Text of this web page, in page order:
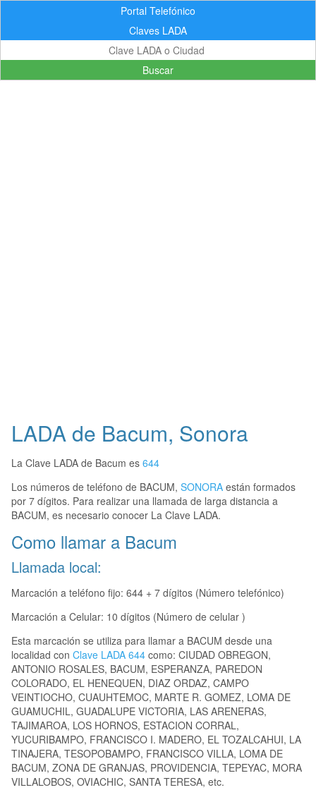
Portal Telefónico
Claves LADA
Buscar
LADA de Bacum, Sonora
La Clave LADA de Bacum es 644
Los números de teléfono de BACUM, SONORA están formados
por 7 dígitos. Para realizar una llamada de larga distancia a
BACUM, es necesario conocer La Clave LADA.
Como llamar a Bacum
Llamada local:
Marcación a teléfono fijo: 644 + 7 dígitos (Número telefónico)
Marcación a Celular: 10 dígitos (Número de celular )
Esta marcación se utiliza para llamar a BACUM desde una
localidad con Clave LADA 644 como: CIUDAD OBREGON,
ANTONIO ROSALES, BACUM, ESPERANZA, PAREDON
COLORADO, EL HENEQUEN, DIAZ ORDAZ, CAMPO
VEINTIOCHO, CUAUHTEMOC, MARTE R. GOMEZ, LOMA DE
GUAMUCHIL, GUADALUPE VICTORIA, LAS ARENERAS,
TAJIMAROA, LOS HORNOS, ESTACION CORRAL,
YUCURIBAMPO, FRANCISCO I. MADERO, EL TOZALCAHUI, LA
TINAJERA, TESOPOBAMPO, FRANCISCO VILLA, LOMA DE
BACUM, ZONA DE GRANJAS, PROVIDENCIA, TEPEYAC, MORA
VILLALOBOS, OVIACHIC, SANTA TERESA, etc.